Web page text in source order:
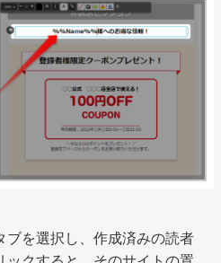
ブを選択し、作成済みの読者